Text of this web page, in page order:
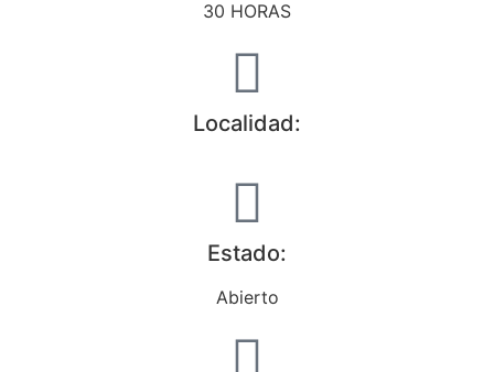
30 HORAS
Localidad:
Estado:
Abierto